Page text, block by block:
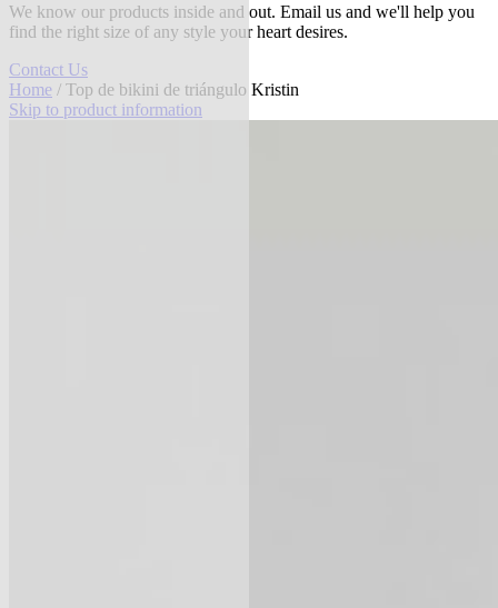
We know our products inside and out. Email us and we'll help you
find the right size of any style your heart desires.
Contact Us
Home / Top de bikini de triángulo Kristin
Skip to product information